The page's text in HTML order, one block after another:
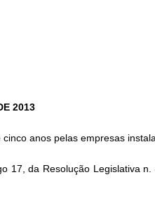
2013
anos pelas empresas
17, da Resolução Legislativa